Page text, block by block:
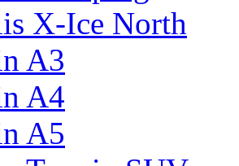
X-Ice North
A3
A4
A5